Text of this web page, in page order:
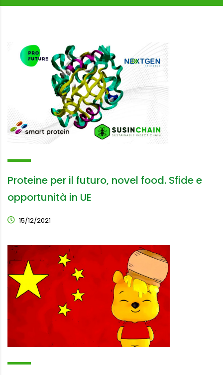
Proteine per il futuro, novel food. Sfide e
opportunità in UE
15/12/2021